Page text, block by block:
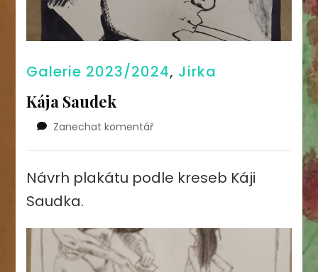
Galerie 2023/2024, Jirka
Kája Saudek
Zanechat komentářna
Návrh plakátu podle kreseb Káji
Saudka.